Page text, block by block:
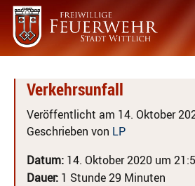
Verkehrsunfall
Veröffentlicht am 14. Oktober
Geschrieben von LP
Datum: 14. Oktober 2020 um
Dauer: 1 Stunde 29 Minuten